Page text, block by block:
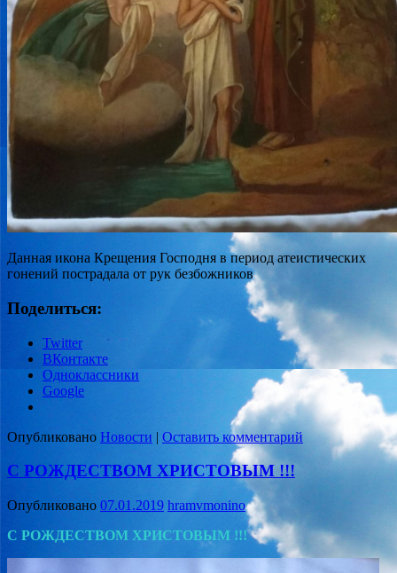
Данная икона Крещения Господня в период атеистических
гонений пострадала от рук безбожников
Поделиться:
Twitter
ВКонтакте
Одноклассники
Google
Опубликовано Новости | Оставить комментарий
С РОЖДЕСТВОМ ХРИСТОВЫМ !!!
Опубликовано 07.01.2019 hramvmonino
С РОЖДЕСТВОМ ХРИСТОВЫМ !!!